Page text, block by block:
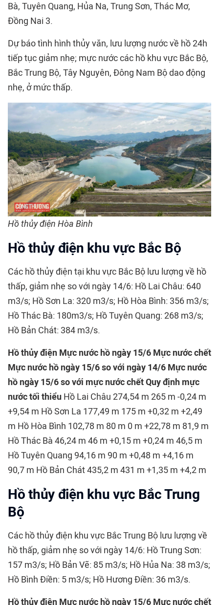
Bà, Tuyên Quang, Hủa Na, Trung Sơn, Thác Mơ,
Đồng Nai 3.
Dự báo tình hình thủy văn, lưu lượng nước về hồ 24h
tiếp tục giảm nhẹ; mực nước các hồ khu vực Bắc Bộ,
Bắc Trung Bộ, Tây Nguyên, Đông Nam Bộ dao động
nhẹ, ở mức thấp.
Hồ thủy điện Hòa Bình
Hồ thủy điện khu vực Bắc Bộ
Các hồ thủy điện tại khu vực Bắc Bộ lưu lượng về hồ
thấp, giảm nhẹ so với ngày 14/6: Hồ Lai Châu: 640
m3/s; Hồ Sơn La: 320 m3/s; Hồ Hòa Bình: 356 m3/s;
Hồ Thác Bà: 180m3/s; Hồ Tuyên Quang: 268 m3/s;
Hồ Bản Chát: 384 m3/s.
Hồ thủy điện Mực nước hồ ngày 15/6 Mực nước chết
Mực nước hồ ngày 15/6 so với ngày 14/6 Mực nước
hồ ngày 15/6 so với mực nước chếtQuy định mực
nước tối thiểu Hồ Lai Châu 274,54 m 265 m -0,24 m
+9,54 m Hồ Sơn La 177,49 m 175 m +0,32 m +2,49
m Hồ Hòa Bình 102,78 m 80 m 0 m +22,78 m 81,9 m
Hồ Thác Bà 46,24 m 46 m +0,15 m +0,24 m 46,5 m
Hồ Tuyên Quang 94,16 m 90 m +0,48 m +4,16 m
90,7 m Hồ Bản Chát 435,2 m 431 m +1,35 m +4,2 m
Hồ thủy điện khu vực Bắc Trung
Bộ
Các hồ thủy điện khu vực Bắc Trung Bộ lưu lượng về
hồ thấp, giảm nhẹ so với ngày 14/6: Hồ Trung Sơn:
157 m3/s; Hồ Bản Vẽ: 85 m3/s; Hồ Hủa Na: 38 m3/s;
Hồ Bình Điền: 5 m3/s; Hồ Hương Điền: 36 m3/s.
Hồ thủy điện Mực nước hồ ngày 15/6 Mực nước chết